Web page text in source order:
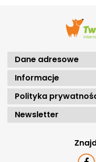
Dane adresowe
Informacje
Polityka
Newsletter